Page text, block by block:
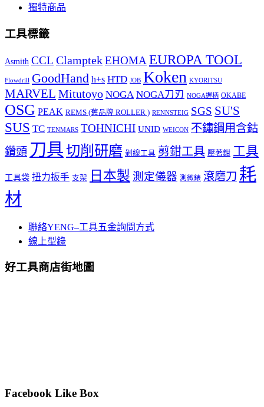
獨特商品
工具標籤
Asmith CCL ClamptekEHOMA EUROPA TOOL
Flowdrill GoodHand h+s HTD JOB Koken KYORITSU
MARVEL Mitutoyo NOGA NOGA刀刃 NOGA握柄 OKABE
OSG PEAK REMS (舊品牌 ROLLER ) RENNSTEIG SGS SU'S
SUS TC TENMARS TOHNICHI UNID WEICON 不鏽鋼用含鈷
鑽頭 刀具切削研磨 剝線工具 剪鉗工具 壓著鉗 工具
工具袋 扭力扳手 支架 日本製 測定儀器 測微錶 滾磨刀 耗
材
聯絡YENG–工具五金詢問方式
線上型錄
好工具商店街地圖
Facebook Like Box